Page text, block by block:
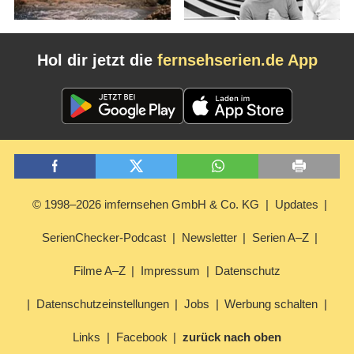
Hol dir jetzt die fernsehserien.de App
© 1998–2026 imfernsehen GmbH & Co. KG Updates
SerienChecker-Podcast Newsletter Serien A–Z
Filme A–Z Impressum Datenschutz
Datenschutzeinstellungen Jobs Werbung schalten
Links Facebook zurück nach oben